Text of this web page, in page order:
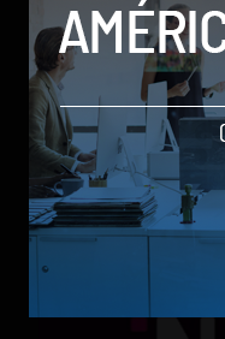
Qwen 3.8-Max, la
los modelos más
by Sergio Ramos
Actualidad
5 de agosto de 2026